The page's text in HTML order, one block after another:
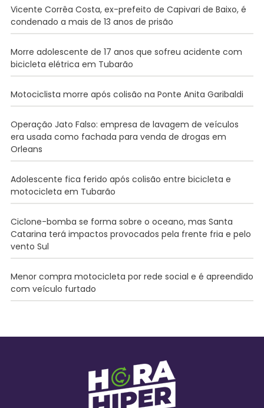
Vicente Corrêa Costa, ex-prefeito de Capivari de Baixo, é
condenado a mais de 13 anos de prisão
Morre adolescente de 17 anos que sofreu acidente com
bicicleta elétrica em Tubarão
Motociclista morre após colisão na Ponte Anita Garibaldi
Operação Jato Falso: empresa de lavagem de veículos
era usada como fachada para venda de drogas em
Orleans
Adolescente fica ferido após colisão entre bicicleta e
motocicleta em Tubarão
Ciclone-bomba se forma sobre o oceano, mas Santa
Catarina terá impactos provocados pela frente fria e pelo
vento Sul
Menor compra motocicleta por rede social e é apreendido
com veículo furtado